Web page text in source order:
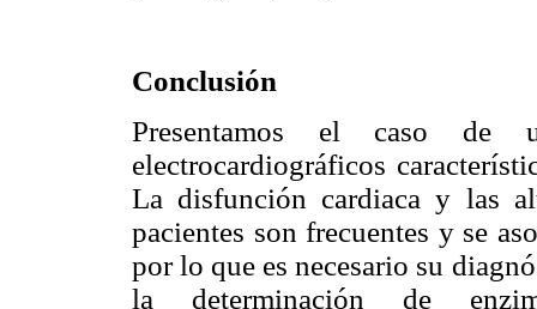
Conclusión
Presentamos el caso de
electrocardiográficos
La disfunción cardiaca y las
pacientes son frecuentes y se
por lo que es necesario su
la determinación de